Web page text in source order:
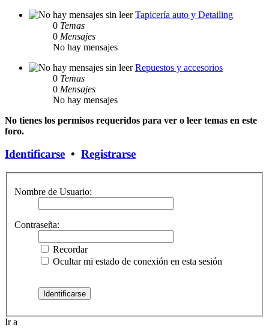
Tapicería auto y Detailing
0 Temas
0 Mensajes
No hay mensajes
Repuestos y accesorios
0 Temas
0 Mensajes
No hay mensajes
No tienes los permisos requeridos para ver o leer temas en este
foro.
Identificarse • Registrarse
Nombre de Usuario:
Contraseña:
Recordar
Ocultar mi estado de conexión en esta sesión
Ir a